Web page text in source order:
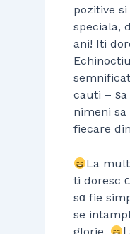
pozitive
speciala,
ani! Iti
cauti – ѕa
nimeni sa
fiecare
La
ti doresc
sɑ fie
se